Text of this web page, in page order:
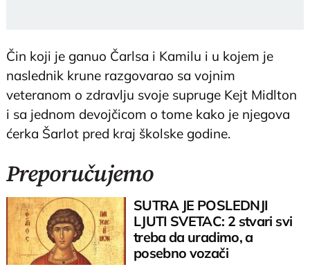
Čin koji je ganuo Čarlsa i Kamilu i u kojem je
naslednik krune razgovarao sa vojnim
veteranom o zdravlju svoje supruge Kejt Midlton
i sa jednom devojčicom o tome kako je njegova
ćerka Šarlot pred kraj školske godine.
Preporučujemo
SUTRA JE POSLEDNJI
LJUTI SVETAC: 2 stvari svi
treba da uradimo, a
posebno vozači